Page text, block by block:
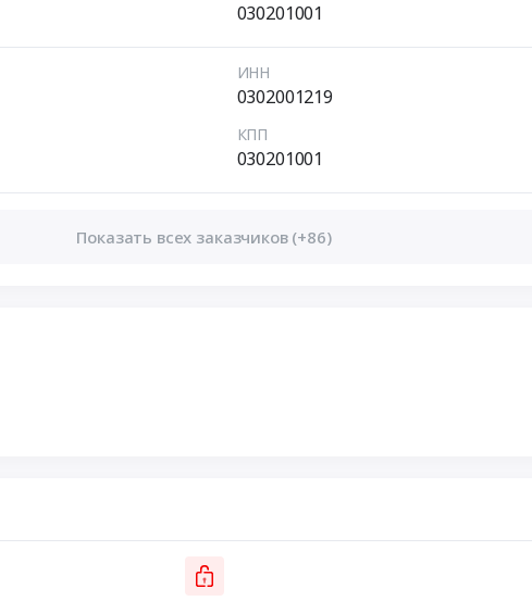
030201001
ИНН
0302001219
КПП
030201001
Показать всех заказчиков (+86)